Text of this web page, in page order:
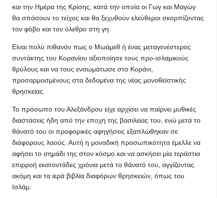
και την Ημέρα της Κρίσης, κατά την οποία οι Γωγ και Μαγώγ
θα σπάσουν το τείχος και θα ξεχυθούν ελεύθεροι σκορπίζοντας
τον φόβο και τον όλεθρο στη γη.
Είναι πολύ πιθανόν πως ο Μωάμεθ ή ένας μεταγενέστερος
συντάκτης του Κορανίου αξιοποίησε τους προ-ισλαμικούς
θρύλους και να τους ενσωμάτωσε στο Κοράνι,
προσαρμοσμένους στα δεδομένα της νέας μονοθεϊστικής
θρησκείας.
Το πρόσωπο του Αλεξάνδρου είχε αρχίσει να παίρνει μυθικές
διαστάσεις ήδη από την εποχή της βασιλείας του, ενώ μετά το
θάνατό του οι προφορικές αφηγήσεις εξαπλώθηκαν σε
διάφορους λαούς. Αυτή η μοναδική προσωπικότητα έμελλε να
αφήσει το σημάδι της στον κόσμο και να ασκήσει μία τεράστια
επιρροή εκατοντάδες χρόνια μετά το θάνατό του, αγγίζοντας
ακόμη και τα ιερά βιβλία διαφόρων θρησκειών, όπως του
Ισλάμ.